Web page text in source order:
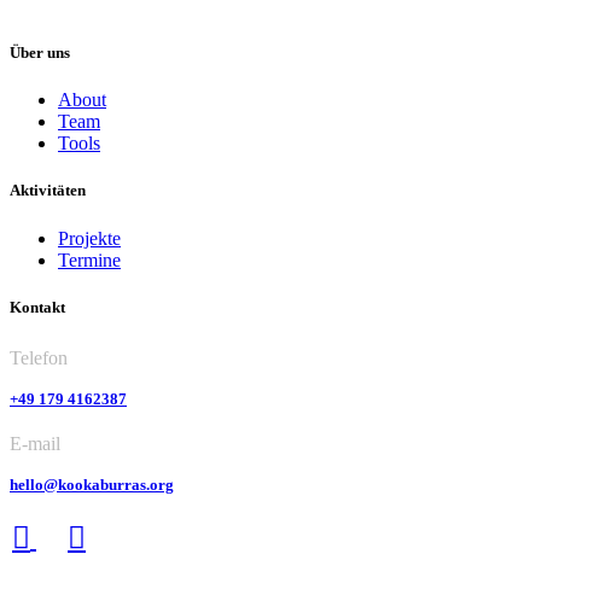
Über uns
About
Team
Tools
Aktivitäten
Projekte
Termine
Kontakt
Telefon
+49 179 4162387
E-mail
hello@kookaburras.org